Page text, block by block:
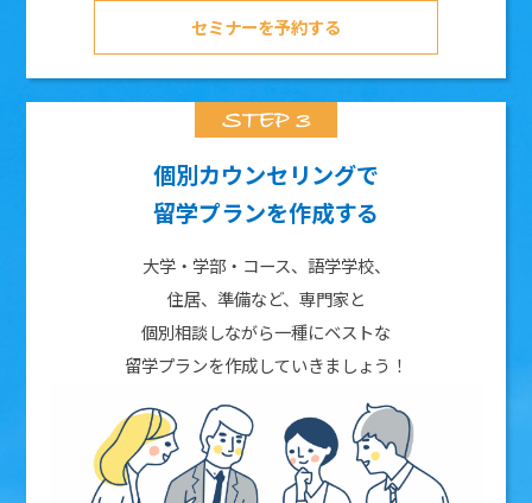
セミナーを予約する
個別カウンセリングで
留学プランを作成する
大学・学部・コース、語学学校、
住居、準備など、専門家と
個別相談しながら一種にベストな
留学プランを作成していきましょう！